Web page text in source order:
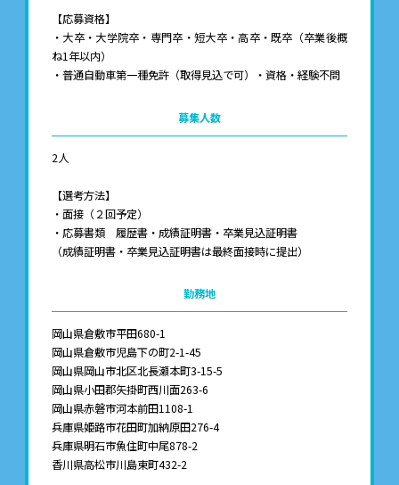
【応募資格】
・大卒・大学院卒・専門卒・短大卒・高卒・既卒（卒業後概
ね1年以内）
・普通自動車第一種免許（取得見込で可）・資格・経験不問
募集人数
2人
【選考方法】
・面接（２回予定）
・応募書類 履歴書・成績証明書・卒業見込証明書
（成績証明書・卒業見込証明書は最終面接時に提出）
勤務地
岡山県倉敷市平田680-1
岡山県倉敷市児島下の町2-1-45
岡山県岡山市北区北長瀬本町3-15-5
岡山県小田郡矢掛町西川面263-6
岡山県赤磐市河本前田1108-1
兵庫県姫路市花田町加納原田276-4
兵庫県明石市魚住町中尾878-2
香川県高松市川島東町432-2